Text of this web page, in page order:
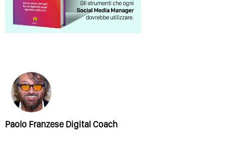
Paolo Franzese Digital Coach